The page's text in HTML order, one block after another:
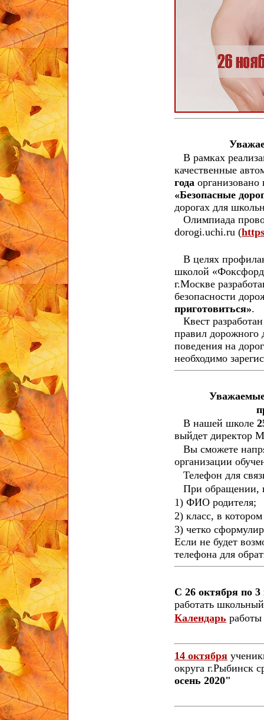
В рамках
качественные
года
«Безопасные
дорогах для
Олимпиада
dorogi.uchi.ru (
В целях
школой
г.Москве
безопасности
приготовиться».
Квест
правил дорожного
поведения на
необходимо
В нашей школе
выйдет директор
Вы сможете
организации
Телефон для
При обращении,
1) ФИО родителя;
2) класс, в
3) четко
Если не будет
телефона для
С 26 октября по 3
работать
Календарь работы
14 октября
округа г.Рыбинск
осень 2020"